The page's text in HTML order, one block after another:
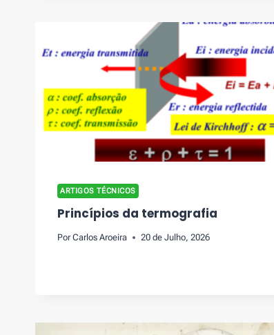
ARTIGOS TÉCNICOS
Princípios da termografia
Por Carlos Aroeira 20 de Julho, 2026